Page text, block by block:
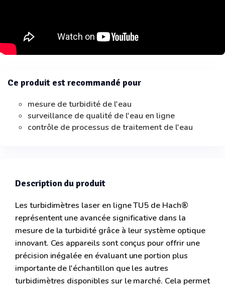
Ce produit est recommandé pour
mesure de turbidité de l'eau
surveillance de qualité de l'eau en ligne
contrôle de processus de traitement de l'eau
Description du produit
Les turbidimètres laser en ligne TU5 de Hach®
représentent une avancée significative dans la
mesure de la turbidité grâce à leur système optique
innovant. Ces appareils sont conçus pour offrir une
précision inégalée en évaluant une portion plus
importante de l'échantillon que les autres
turbidimètres disponibles sur le marché. Cela permet